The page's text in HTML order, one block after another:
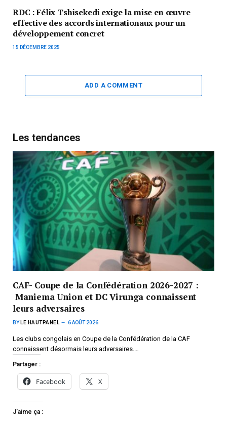
RDC : Félix Tshisekedi exige la mise en œuvre
effective des accords internationaux pour un
développement concret
15 DÉCEMBRE 2025
ADD A COMMENT
Les tendances
CAF- Coupe de la Confédération 2026-2027 :
Maniema Union et DC Virunga connaissent
leurs adversaires
BY LE HAUTPANEL 6 AOÛT 2026
Les clubs congolais en Coupe de la Confédération de la CAF
connaissent désormais leurs adversaires.…
Partager :
Facebook X
J’aime ça :